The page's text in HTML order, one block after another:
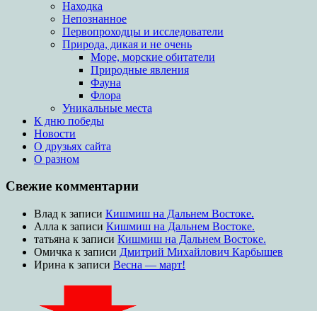
Находка
Непознанное
Первопроходцы и исследователи
Природа, дикая и не очень
Море, морские обитатели
Природные явления
Фауна
Флора
Уникальные места
К дню победы
Новости
О друзьях сайта
О разном
Свежие комментарии
Влад к записи Кишмиш на Дальнем Востоке.
Алла к записи Кишмиш на Дальнем Востоке.
татьяна к записи Кишмиш на Дальнем Востоке.
Омичка к записи Дмитрий Михайлович Карбышев
Ирина к записи Весна — март!